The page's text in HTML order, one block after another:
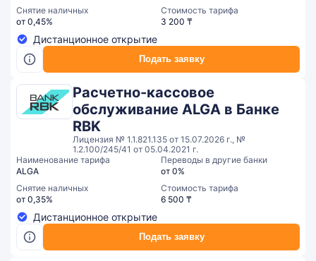
Снятие наличных
от 0,45%
Стоимость тарифа
3 200 ₸
Дистанционное открытие
Подать заявку
Расчетно-кассовое
обслуживание ALGA в Банке
RBK
Лицензия № 1.1.821.135 от 15.07.2026 г., №
1.2.100/245/41 от 05.04.2021 г.
Наименование тарифа
ALGA
Переводы в другие банки
от 0%
Снятие наличных
от 0,35%
Стоимость тарифа
6 500 ₸
Дистанционное открытие
Подать заявку